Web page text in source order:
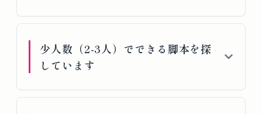
少人数（2-3人）でできる脚本を探
しています